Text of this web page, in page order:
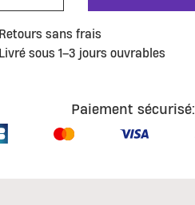
Retours sans frais
Livré sous 1–3 jours ouvrables
Paiement sécurisé: